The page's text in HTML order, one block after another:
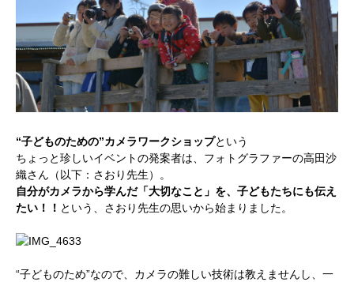
“子どものための”カメラワークショップという
ちょっと珍しいイベントの発案者は、フォトグラファーの高田沙
織さん（以下：さおり先生）。
自分がカメラから学んだ「大切なこと」を、子どもたちにも伝え
たい！！ という、さおり先生の思いから始まりました。
“子どものため”なので、カメラの難しい技術は教えませんし、一